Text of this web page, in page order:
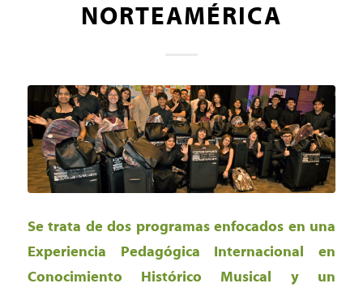
NORTEAMÉRICA
Se trata de dos programas enfocados en una
Experiencia Pedagógica Internacional en
Conocimiento Histórico Musical y un